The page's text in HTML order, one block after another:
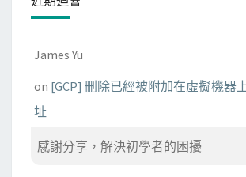
James Yu
on [GCP] 刪除已經被附加在虛擬機器
址
感謝分享，解決初學者的困擾